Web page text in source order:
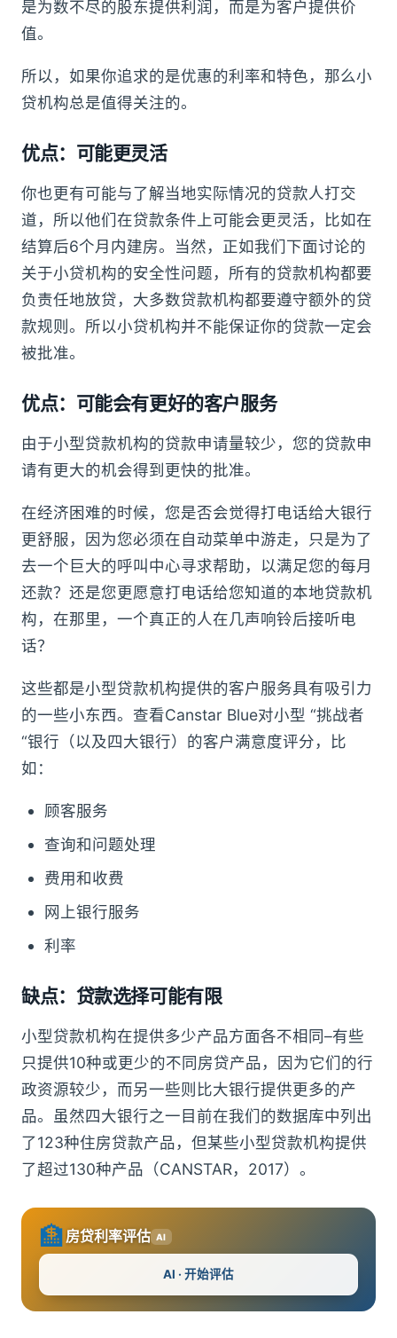
是为数不尽的股东提供利润，而是为客户提供价
值。
所以，如果你追求的是优惠的利率和特色，那么小
贷机构总是值得关注的。
优点：可能更灵活
你也更有可能与了解当地实际情况的贷款人打交
道，所以他们在贷款条件上可能会更灵活，比如在
结算后6个月内建房。当然，正如我们下面讨论的
关于小贷机构的安全性问题，所有的贷款机构都要
负责任地放贷，大多数贷款机构都要遵守额外的贷
款规则。所以小贷机构并不能保证你的贷款一定会
被批准。
优点：可能会有更好的客户服务
由于小型贷款机构的贷款申请量较少，您的贷款申
请有更大的机会得到更快的批准。
在经济困难的时候，您是否会觉得打电话给大银行
更舒服，因为您必须在自动菜单中游走，只是为了
去一个巨大的呼叫中心寻求帮助，以满足您的每月
还款？还是您更愿意打电话给您知道的本地贷款机
构，在那里，一个真正的人在几声响铃后接听电
话？
这些都是小型贷款机构提供的客户服务具有吸引力
的一些小东西。查看Canstar Blue对小型 “挑战者
“银行（以及四大银行）的客户满意度评分，比
如：
顾客服务
查询和问题处理
费用和收费
网上银行服务
利率
缺点：贷款选择可能有限
小型贷款机构在提供多少产品方面各不相同–有些
只提供10种或更少的不同房贷产品，因为它们的行
政资源较少，而另一些则比大银行提供更多的产
品。虽然四大银行之一目前在我们的数据库中列出
了123种住房贷款产品，但某些小型贷款机构提供
了超过130种产品（CANSTAR，2017）。
🏦 房贷利率评估 AI
AI · 开始评估